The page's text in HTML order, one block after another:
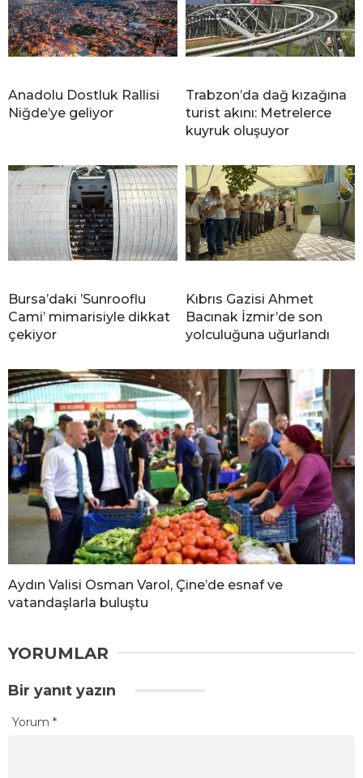
Anadolu Dostluk Rallisi
Niğde’ye geliyor
Trabzon’da dağ kızağına
turist akını: Metrelerce
kuyruk oluşuyor
Bursa’daki ’Sunrooflu
Cami’ mimarisiyle dikkat
çekiyor
Kıbrıs Gazisi Ahmet
Bacınak İzmir’de son
yolculuğuna uğurlandı
Aydın Valisi Osman Varol, Çine’de esnaf ve
vatandaşlarla buluştu
YORUMLAR
Bir yanıt yazın
Yorum *